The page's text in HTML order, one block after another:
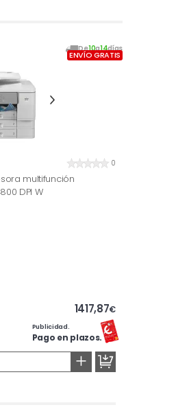
De10a14días
ENVÍO GRATIS
0
multifunción
DPI W
1417,87€
Publicidad.
Pago en plazos.
+